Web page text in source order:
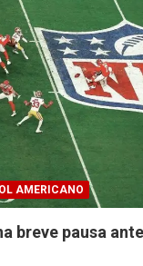
AMERICANO
breve pausa